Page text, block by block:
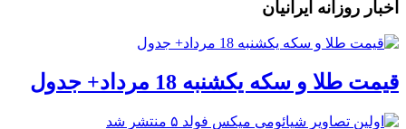
اخبار روزانه ایرانیان
قیمت طلا و سکه یکشنبه 18 مرداد+ جدول